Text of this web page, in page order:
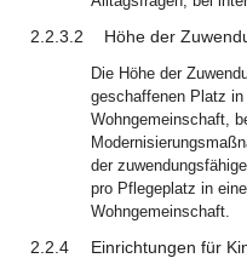
2.2.3.2 Höhe der
Die Höhe der
geschaffenen Platz
Wohngemeinschaft,
der
pro Pflegeplatz in
Wohngemeinschaft.
2.2.4
Einrichtungen für